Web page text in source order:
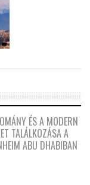
ÉS A MODERN
TALÁLKOZÁSA A
ABU DHABIBAN